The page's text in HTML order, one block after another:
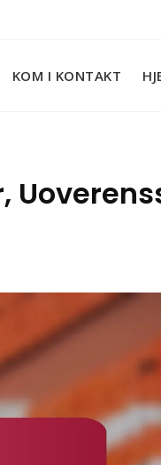
KOM I KONTAKT